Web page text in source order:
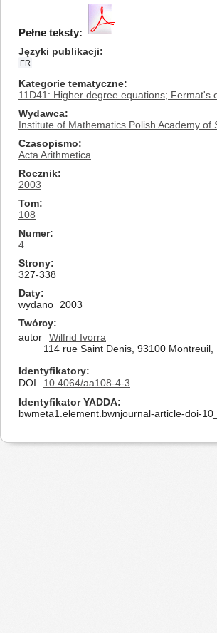
Pełne teksty:
Języki publikacji
FR
Kategorie tematyczne
11D41: Higher degree equations; Fermat's
Wydawca
Institute of Mathematics Polish Academy of
Czasopismo
Acta Arithmetica
Rocznik
2003
Tom
108
Numer
4
Strony
327-338
Daty
wydano
2003
Twórcy
autor
Wilfrid Ivorra
114 rue Saint Denis, 93100 Montreuil,
Identyfikatory
DOI
10.4064/aa108-4-3
Identyfikator YADDA
bwmeta1.element.bwnjournal-article-doi-